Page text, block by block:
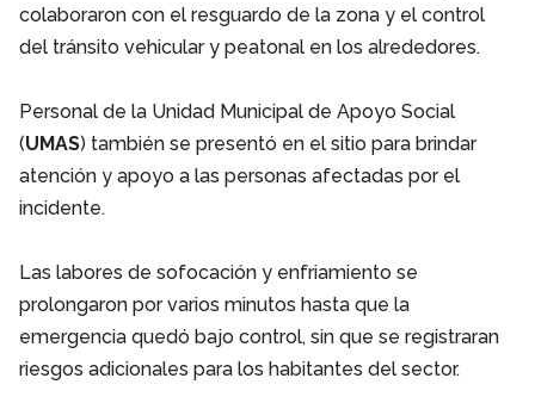
colaboraron con el resguardo de la zona y el control
del tránsito vehicular y peatonal en los alrededores.
Personal de la Unidad Municipal de Apoyo Social
(UMAS) también se presentó en el sitio para brindar
atención y apoyo a las personas afectadas por el
incidente.
Las labores de sofocación y enfriamiento se
prolongaron por varios minutos hasta que la
emergencia quedó bajo control, sin que se registraran
riesgos adicionales para los habitantes del sector.